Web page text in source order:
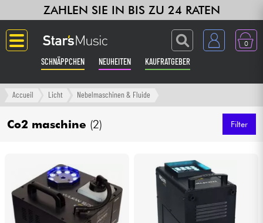
ZAHLEN SIE IN BIS ZU 24 RATEN
0
SCHNÄPPCHEN NEUHEITEN KAUFRATGEBER
Langue
Gitarre & Bass
Klaviere & Piano
Synths & samplers
Accueil Licht Nebelmaschinen & Fluide
Co2 maschine (2) Filter